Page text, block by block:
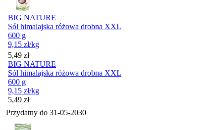
BIG NATURE
Sól himalajska różowa drobna XXL
600 g
9,15 zł/kg
Cena
5,49 zł
BIG NATURE
Sól himalajska różowa drobna XXL
600 g
9,15 zł/kg
Cena
5,49 zł
Przydatny do 31-05-2030